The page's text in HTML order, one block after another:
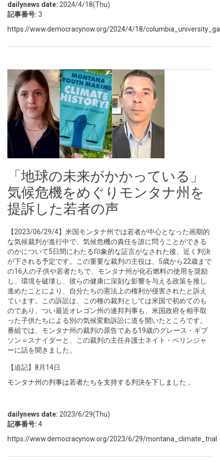
dailynews date: 2024/4/18(Thu)
記事番号: 3
https://www.democracynow.org/2024/4/18/
「地球の未来がかかっている」
気候危機をめぐりモンタナ州を
提訴した若者の声
【2023/06/29/4】米国モンタナ州では若者が中心となった画期的
な気候裁判が進行中で、気候危機の責任を誰に問うことができる
のかについて5日間にわたる印象的な証言がなされた後、近く判決
が下される予定です。この重要な裁判の主役は、5歳から22歳まで
の16人の子供や若者たちで、モンタナ州が化石燃料の使用を奨励
し、環境を破壊し、彼らの健康に深刻な影響を与える政策を推し
進めたことにより、自分たちの憲法上の権利が侵害されたと訴え
ています。この訴訟は、この種の裁判としては米国で初めてのも
のであり、つい最近オレゴン州の連邦判事も、米国政府を相手取
った子供たちによる別の気候変動訴訟に道を開いたところです。
番組では、モンタナ州の裁判の原告である19歳のグレース・ギブ
ソン＝スナイダーと、この裁判の主任弁護士ネイト・ベリンジャ
ーに話を聞きました。
【追記】8月14日
モンタナ州の判事は若者たちを支持する判決を下しました 。
dailynews date: 2023/6/29(Thu)
記事番号: 4
https://www.democracynow.org/2023/6/29/montana_climate_trial